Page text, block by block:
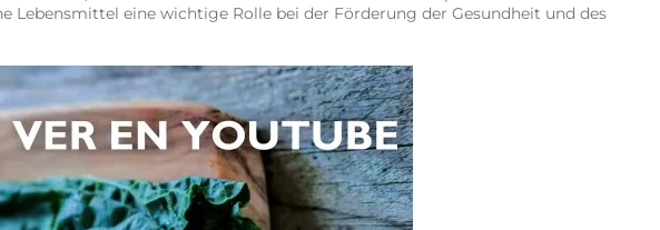
Lebensmittel eine wichtige Rolle bei der Förderung der Gesundheit und des